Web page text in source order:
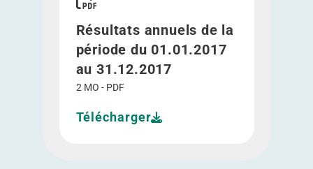
Résultats annuels de la
période du 01.01.2017
au 31.12.2017
2 MO - PDF
Télécharger